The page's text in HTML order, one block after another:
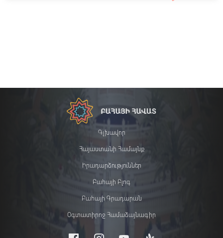
Գլխավոր
Հայաստանի Համայնք
Իրադարձություններ
Բահայի Բլոգ
Բահայի Գրադարան
Օգտատիրոջ Համաձայնագիր